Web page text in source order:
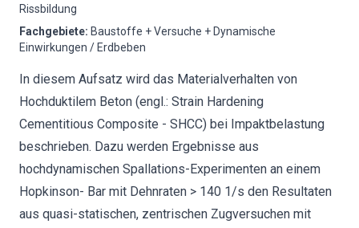
Rissbildung
Fachgebiete: Baustoffe + Versuche + Dynamische
Einwirkungen / Erdbeben
In diesem Aufsatz wird das Materialverhalten von
Hochduktilem Beton (engl.: Strain Hardening
Cementitious Composite - SHCC) bei Impaktbelastung
beschrieben. Dazu werden Ergebnisse aus
hochdynamischen Spallations-Experimenten an einem
Hopkinson- Bar mit Dehnraten > 140 1/s den Resultaten
aus quasi-statischen, zentrischen Zugversuchen mit